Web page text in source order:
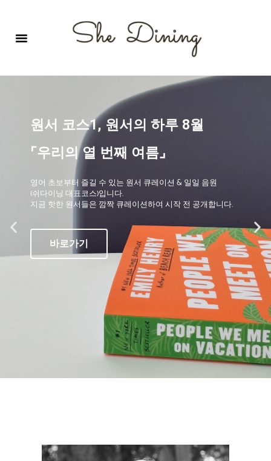
원서 코스1, 원서의 하루 8월
⌜우리의 열 번째 여름⌟
영어 초보부터 즐길 수 있는 원서 큐레이션 & 일일 음원
(쉬다이닝 대표코스)입니다.
지금 핫한 원서들은 깜짝 큐레이션하여 시작 전 공개합니다.
바로가기